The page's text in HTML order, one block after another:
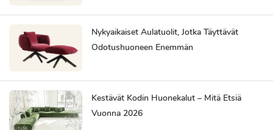
Nykyaikaiset Aulatuolit, Jotka Täyttävät
Odotushuoneen Enemmän
Kestävät Kodin Huonekalut – Mitä Etsiä
Vuonna 2026